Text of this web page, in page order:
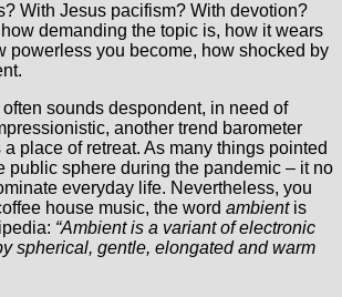
With Jesus pacifism? With devotion?
demanding the topic is, how it wears
powerless you become, how shocked by
sounds despondent, in need of
another trend barometer
place of retreat. As many things pointed
public sphere during the pandemic – it no
everyday life. Nevertheless, you
house music, the word ambientis
“Ambient is a variant of electronic
spherical, gentle, elongated and warm